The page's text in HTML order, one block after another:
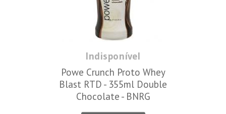
Indisponível
Powe Crunch Proto Whey
Blast RTD - 355ml Double
Chocolate - BNRG